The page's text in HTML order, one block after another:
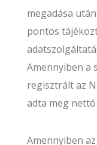
megadása
pontos
Amennyiben a
regisztrált az
adta meg
Amennyiben